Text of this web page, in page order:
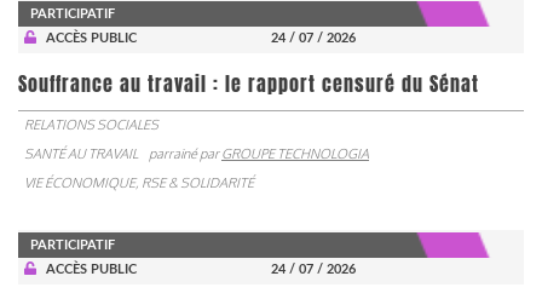
PARTICIPATIF
ACCÈS PUBLIC
24 / 07 / 2026
Souffrance au travail : le rapport censuré du Sénat
RELATIONS SOCIALES
SANTÉ AU TRAVAIL
parrainé parGROUPE TECHNOLOGIA
VIE ÉCONOMIQUE, RSE & SOLIDARITÉ
PARTICIPATIF
ACCÈS PUBLIC
24 / 07 / 2026